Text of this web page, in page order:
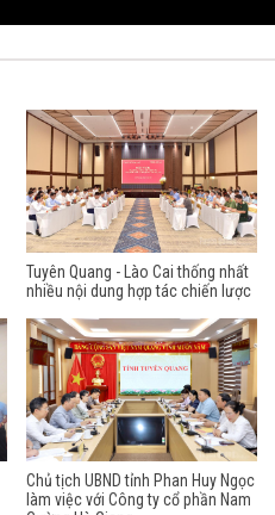
Tuyên Quang - Lào Cai thống nhất
nhiều nội dung hợp tác chiến lược
Chủ tịch UBND tỉnh Phan Huy Ngọc
làm việc với Công ty cổ phần Nam